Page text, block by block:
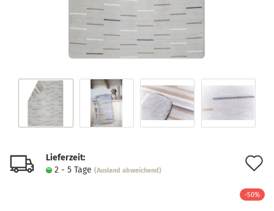
Lieferzeit:
2 - 5 Tage (Ausland abweichend)
-50%